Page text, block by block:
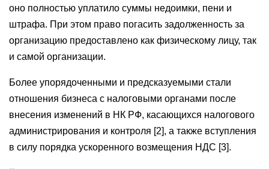
оно полностью уплатило суммы недоимки, пени и
штрафа. При этом право погасить задолженность за
организацию предоставлено как физическому лицу, так
и самой организации.
Более упорядоченными и предсказуемыми стали
отношения бизнеса с налоговыми органами после
внесения изменений в НК РФ, касающихся налогового
администрирования и контроля [2], а также вступления
в силу порядка ускоренного возмещения НДС [3].